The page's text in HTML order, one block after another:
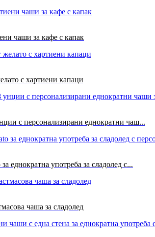
чаши за кафе с капак
с хартиени капаци
с персонализирани еднократни чаш...
еднократна употреба за сладолед с...
чаша за сладолед